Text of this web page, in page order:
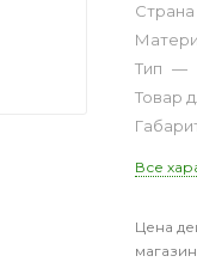
Страна
Тип —
Товар
Все
Цена